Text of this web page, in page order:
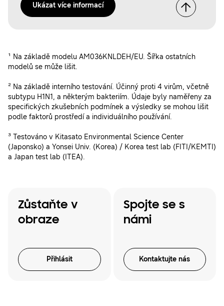
Ukázat více informací
¹ Na základě modelu AM036KNLDEH/EU. Šířka ostatních
modelů se může lišit.
² Na základě interního testování. Účinný proti 4 virům, včetně
subtypu H1N1, a některým bakteriím. Údaje byly naměřeny za
specifických zkušebních podmínek a výsledky se mohou lišit
podle faktorů prostředí a individuálního používání.
³ Testováno v Kitasato Environmental Science Center
(Japonsko) a Yonsei Univ. (Korea) / Korea test lab (FITI/KEMTI)
a Japan test lab (ITEA).
Zůstaňte v
obraze
Přihlásit
Spojte se s
námi
Kontaktujte nás